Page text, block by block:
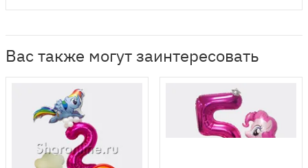
Вас также могут заинтересовать